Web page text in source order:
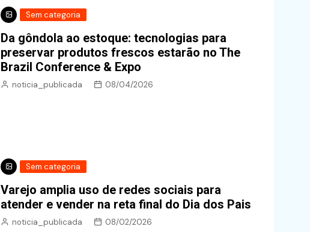
Sem categoria
Da gôndola ao estoque: tecnologias para
preservar produtos frescos estarão no The
Brazil Conference & Expo
noticia_publicada 08/04/2026
Sem categoria
Varejo amplia uso de redes sociais para
atender e vender na reta final do Dia dos Pais
noticia_publicada 08/02/2026